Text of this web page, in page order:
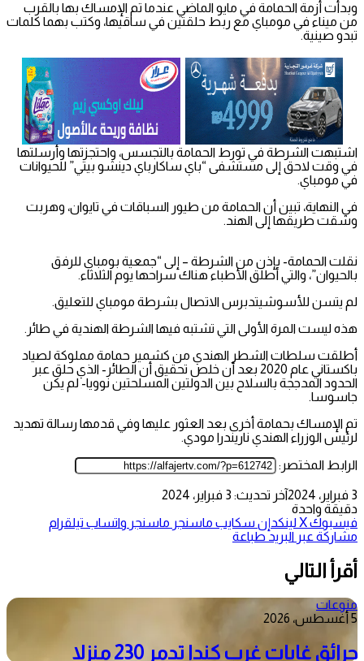
وبدأت أزمة الحمامة في مايو الماضي عندما تم الإمساك بها بالقرب
من ميناء في مومباي مع ربط حلقتين في ساقيها، وكتب بهما كلمات
تبدو صينية.
اشتبهت الشرطة في تورط الحمامة بالتجسس، واحتجزتها وأرسلتها
في وقت لاحق إلى مستشفى “باي ساكارباي دينشو بيتي” للحيوانات
في مومباي.
في النهاية، تبين أن الحمامة من طيور السباقات في تايوان، وهربت
وشقت طريقها إلى الهند.
نقلت الحمامة- بإذن من الشرطة – إلى “جمعية بومباي للرفق
بالحيوان”، والتي أطلق الأطباء هناك سراحها يوم الثلاثاء.
لم يتسن للأسوشيتدبرس الاتصال بشرطة مومباي للتعليق.
هذه ليست المرة الأولى التي تشتبه فيها الشرطة الهندية في طائر.
أطلقت سلطات الشطر الهندي من كشمير حمامة مملوكة لصياد
باكستاني عام 2020 بعد أن خلص تحقيق أن الطائر- الذي حلق عبر
الحدود المدججة بالسلاح بين الدولتين المسلحتين نوويا- لم يكن
جاسوسا.
تم الإمساك بحمامة أخرى بعد العثور عليها وفي قدمها رسالة تهديد
لرئيس الوزراء الهندي ناريندرا مودي.
الرابط المختصر:
3 فبراير، 2024
آخر تحديث: 3 فبراير، 2024
دقيقة واحدة
فيسبوك‫Xلينكدإن سكايب ماسنجر ماسنجر واتساب تيلقرام
مشاركة عبر البريد طباعة
أقرأ التالي
منوعات
5 أغسطس، 2026
حرائق غابات غرب كندا تدمر 230 منزلا